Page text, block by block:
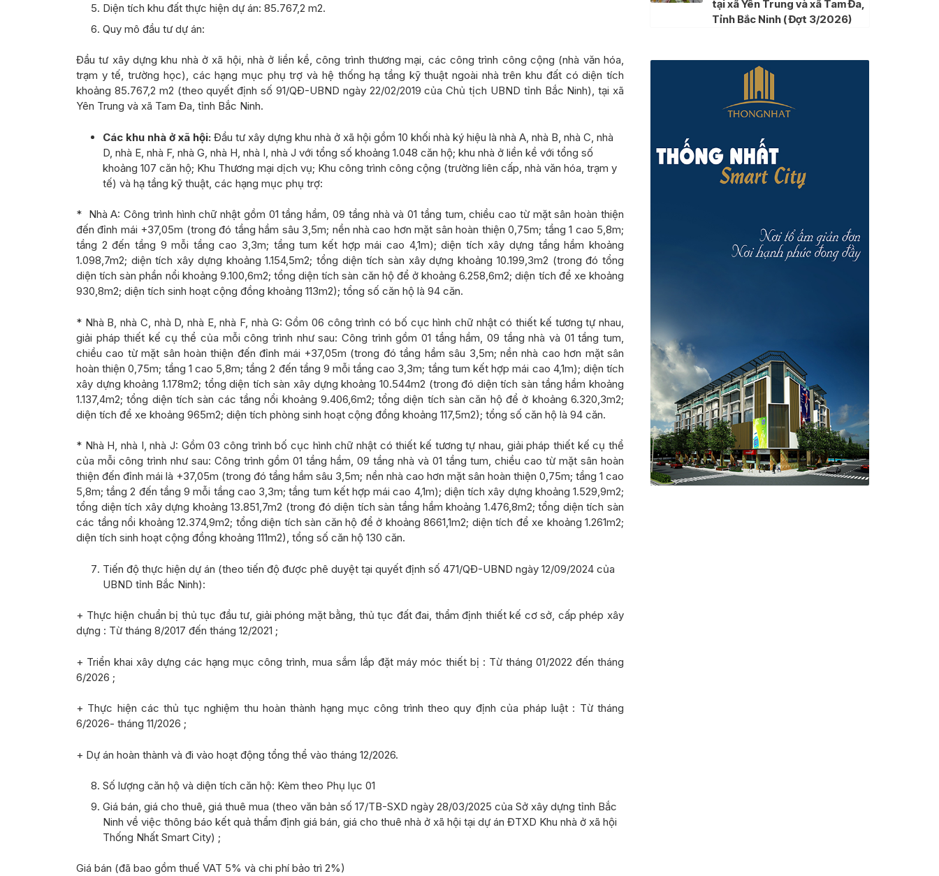
Diện tích khu đất thực hiện dự án: 85.767,2 m2.
Quy mô đầu tư dự án:
Đầu tư xây dựng khu nhà ở xã hội, nhà ở liền kề, công trình thương mại, các công trình công cộng (nhà văn hóa,
trạm y tế, trường học), các hạng mục phụ trợ và hệ thống hạ tầng kỹ thuật ngoài nhà trên khu đất có diện tích
khoảng 85.767,2 m2 (theo quyết định số 91/QĐ-UBND ngày 22/02/2019 của Chủ tịch UBND tỉnh Bắc Ninh), tại xã
Yên Trung và xã Tam Đa, tỉnh Bắc Ninh.
Các khu nhà ở xã hội:Đầu tư xây dựng khu nhà ở xã hội gồm 10 khối nhà ký hiệu là nhà A, nhà B, nhà C, nhà
D, nhà E, nhà F, nhà G, nhà H, nhà I, nhà J với tổng số khoảng 1.048 căn hộ; khu nhà ở liền kề với tổng số
khoảng 107 căn hộ; Khu Thương mại dịch vụ; Khu công trình công cộng (trường liên cấp, nhà văn hóa, trạm y
tế) và hạ tầng kỹ thuật, các hạng mục phụ trợ:
* Nhà A: Công trình hình chữ nhật gồm 01 tầng hầm, 09 tầng nhà và 01 tầng tum, chiều cao từ mặt sân hoàn thiện
đến đỉnh mái +37,05m (trong đó tầng hầm sâu 3,5m; nền nhà cao hơn mặt sân hoàn thiện 0,75m; tầng 1 cao 5,8m;
tầng 2 đến tầng 9 mỗi tầng cao 3,3m; tầng tum kết hợp mái cao 4,1m); diện tích xây dựng tầng hầm khoảng
1.098,7m2; diện tích xây dựng khoảng 1.154,5m2; tổng diện tích sàn xây dựng khoảng 10.199,3m2 (trong đó tổng
diện tích sàn phần nổi khoảng 9.100,6m2; tổng diện tích sàn căn hộ để ở khoảng 6.258,6m2; diện tích để xe khoảng
930,8m2; diện tích sinh hoạt cộng đồng khoảng 113m2); tổng số căn hộ là 94 căn.
* Nhà B, nhà C, nhà D, nhà E, nhà F, nhà G: Gồm 06 công trình có bố cục hình chữ nhật có thiết kế tương tự nhau,
giải pháp thiết kế cụ thể của mỗi công trình như sau: Công trình gồm 01 tầng hầm, 09 tầng nhà và 01 tầng tum,
chiều cao từ mặt sân hoàn thiện đến đỉnh mái +37,05m (trong đó tầng hầm sâu 3,5m; nền nhà cao hơn mặt sân
hoàn thiện 0,75m; tầng 1 cao 5,8m; tầng 2 đến tầng 9 mỗi tầng cao 3,3m; tầng tum kết hợp mái cao 4,1m); diện tích
xây dựng khoảng 1.178m2; tổng diện tích sàn xây dựng khoảng 10.544m2 (trong đó diện tích sàn tầng hầm khoảng
1.137,4m2; tổng diện tích sàn các tầng nổi khoảng 9.406,6m2; tổng diện tích sàn căn hộ để ở khoảng 6.320,3m2;
diện tích để xe khoảng 965m2; diện tích phòng sinh hoạt cộng đồng khoảng 117,5m2); tổng số căn hộ là 94 căn.
* Nhà H, nhà I, nhà J: Gồm 03 công trình bố cục hình chữ nhật có thiết kế tương tự nhau, giải pháp thiết kế cụ thể
của mỗi công trình như sau: Công trình gồm 01 tầng hầm, 09 tầng nhà và 01 tầng tum, chiều cao từ mặt sân hoàn
thiện đến đỉnh mái là +37,05m (trong đó tầng hầm sâu 3,5m; nền nhà cao hơn mặt sân hoàn thiện 0,75m; tầng 1 cao
5,8m; tầng 2 đến tầng 9 mỗi tầng cao 3,3m; tầng tum kết hợp mái cao 4,1m); diện tích xây dựng khoảng 1.529,9m2;
tổng diện tích xây dựng khoảng 13.851,7m2 (trong đó diện tích sàn tầng hầm khoảng 1.476,8m2; tổng diện tích sàn
các tầng nổi khoảng 12.374,9m2; tổng diện tích sàn căn hộ để ở khoảng 8661,1m2; diện tích để xe khoảng 1.261m2;
diện tích sinh hoạt cộng đồng khoảng 111m2), tổng số căn hộ 130 căn.
Tiến độ thực hiện dự án (theo tiến độ được phê duyệt tại quyết định số 471/QĐ-UBND ngày 12/09/2024 của
UBND tỉnh Bắc Ninh):
+ Thực hiện chuẩn bị thủ tục đầu tư, giải phóng mặt bằng, thủ tục đất đai, thẩm định thiết kế cơ sở, cấp phép xây
dựng : Từ tháng 8/2017 đến tháng 12/2021 ;
+ Triển khai xây dựng các hạng mục công trình, mua sắm lắp đặt máy móc thiết bị : Từ tháng 01/2022 đến tháng
6/2026 ;
+ Thực hiện các thủ tục nghiệm thu hoàn thành hạng mục công trình theo quy định của pháp luật : Từ tháng
6/2026- tháng 11/2026 ;
+ Dự án hoàn thành và đi vào hoạt động tổng thể vào tháng 12/2026.
Số lượng căn hộ và diện tích căn hộ: Kèm theo Phụ lục 01
Giá bán, giá cho thuê, giá thuê mua (theo văn bản số 17/TB-SXD ngày 28/03/2025 của Sở xây dựng tỉnh Bắc
Ninh về việc thông báo kết quả thẩm định giá bán , giá cho thuê nhà ở xã hội tại dự án ĐTXD Khu nhà ở xã hội
Thống Nhất Smart City) ;
Giá bán (đã bao gồm thuế VAT 5% và chi phí bảo trì 2%)
tại xã Yên Trung và xã Tam Đa,
Tỉnh Bắc Ninh ( Đợt 3/2026)